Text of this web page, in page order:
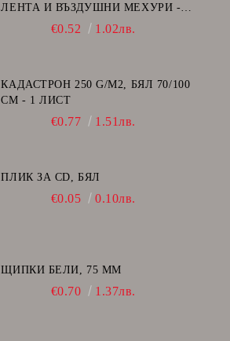
ЛЕНТА И ВЪЗДУШНИ МЕХУРИ -
€0.52 1.02лв.
КАДАСТРОН 250 G/M2, БЯЛ 70/100
СМ - 1 ЛИСТ
€0.77 1.51лв.
ПЛИК ЗА CD, БЯЛ
€0.05 0.10лв.
ЩИПКИ БЕЛИ, 75 ММ
€0.70 1.37лв.